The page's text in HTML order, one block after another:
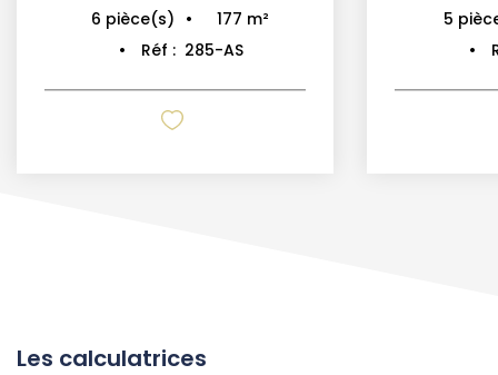
6 pièce(s) 177 m²
Réf : 285-AS
5
Les calculatrices